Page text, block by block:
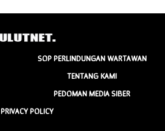
SOP PERLINDUNGAN WARTAWAN
TENTANG KAMI
PEDOMAN MEDIA SIBER
PRIVACY POLICY